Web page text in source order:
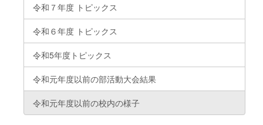
令和７年度 トピックス
令和６年度 トピックス
令和5年度トピックス
令和元年度以前の部活動大会結果
令和元年度以前の校内の様子